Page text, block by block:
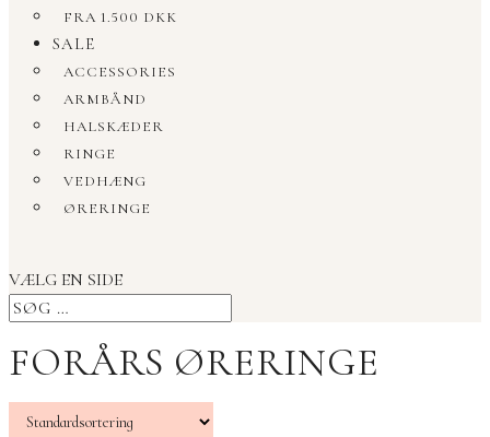
FRA 1.500 DKK
SALE
ACCESSORIES
ARMBÅND
HALSKÆDER
RINGE
VEDHÆNG
ØRERINGE
VÆLG EN SIDE
FORÅRS ØRERINGE